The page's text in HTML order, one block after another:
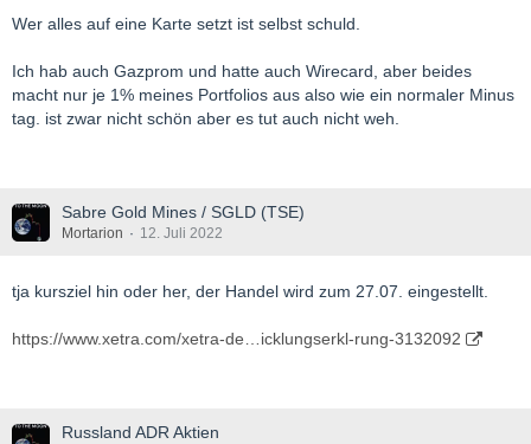
fallen. Damit ist seine Altersvorsorge beim Teufel. Denn: Die
Aktien dürfen nicht mehr gehandelt werden. Privatpersonen
sollen offenbar nicht nur frieren und hungern gegen Putin,
Reset, um die Bürger zu enteignen?
seine Bank mit, dass er mehr oder weniger einen Totalverlust
diesem und weiteren Schreiben hervorgeht, darf er mit den
Wer alles auf eine Karte setzt ist selbst schuld.
Ich hab auch Gazprom und hatte auch Wirecard, aber beides
macht nur je 1% meines Portfolios aus also wie ein normaler Minus
tag. ist zwar nicht schön aber es tut auch nicht weh.
Sabre Gold Mines / SGLD (TSE)
Mortarion 12. Juli 2022
tja kursziel hin oder her, der Handel wird zum 27.07. eingestellt.
https://www.xetra.com/xetra-de…icklungserkl-rung-3132092
Russland ADR Aktien